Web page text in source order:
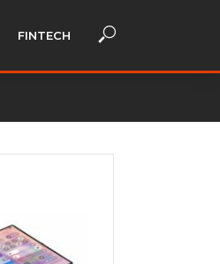
FINTECH